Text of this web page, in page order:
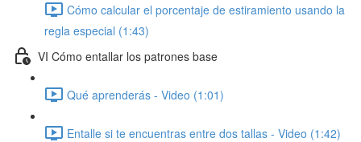
Cómo calcular el porcentaje de estiramiento usando la
regla especial (1:43)
VI Cómo entallar los patrones base
Qué aprenderás - Video (1:01)
Entalle si te encuentras entre dos tallas - Video (1:42)